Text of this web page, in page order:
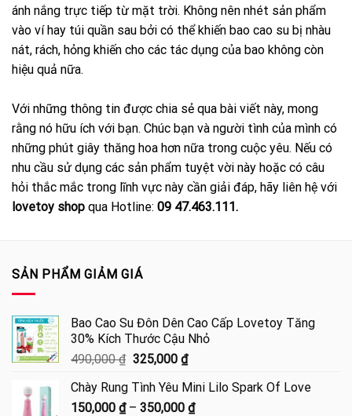
ánh nắng trực tiếp từ mặt trời. Không nên nhét sản phẩm
vào ví hay túi quần sau bởi có thể khiến bao cao su bị nhàu
nát, rách, hỏng khiến cho các tác dụng của bao không còn
hiệu quả nữa.
Với những thông tin được chia sẻ qua bài viết này, mong
rằng nó hữu ích với bạn. Chúc bạn và người tình của mình có
những phút giây thăng hoa hơn nữa trong cuộc yêu. Nếu có
nhu cầu sử dụng các sản phẩm tuyệt vời này hoặc có câu
hỏi thắc mắc trong lĩnh vực này cần giải đáp, hãy liên hệ với
lovetoy shop qua Hotline: 09 47.463.111.
SẢN PHẨM GIẢM GIÁ
Bao Cao Su Đôn Dên Cao Cấp Lovetoy Tăng
30% Kích Thước Cậu Nhỏ
490,000₫ Giá
là:
490,000 ₫.
325,000 ₫Giá
tại
là:
Chày Rung Tình Yêu Mini Lilo Spark Of Love
150,000 ₫ – 350,000 ₫Khoảng